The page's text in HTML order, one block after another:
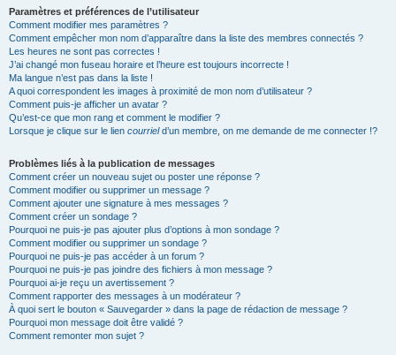
Paramètres et préférences de l’utilisateur
Comment modifier mes paramètres ?
Comment empêcher mon nom d’apparaître dans la liste des membres connectés ?
Les heures ne sont pas correctes !
J’ai changé mon fuseau horaire et l’heure est toujours incorrecte !
Ma langue n’est pas dans la liste !
A quoi correspondent les images à proximité de mon nom d’utilisateur ?
Comment puis-je afficher un avatar ?
Qu’est-ce que mon rang et comment le modifier ?
Lorsque je clique sur le lien courrield’un membre, on me demande de me connecter !?
Problèmes liés à la publication de messages
Comment créer un nouveau sujet ou poster une réponse ?
Comment modifier ou supprimer un message ?
Comment ajouter une signature à mes messages ?
Comment créer un sondage ?
Pourquoi ne puis-je pas ajouter plus d’options à mon sondage ?
Comment modifier ou supprimer un sondage ?
Pourquoi ne puis-je pas accéder à un forum ?
Pourquoi ne puis-je pas joindre des fichiers à mon message ?
Pourquoi ai-je reçu un avertissement ?
Comment rapporter des messages à un modérateur ?
À quoi sert le bouton « Sauvegarder » dans la page de rédaction de message ?
Pourquoi mon message doit être validé ?
Comment remonter mon sujet ?